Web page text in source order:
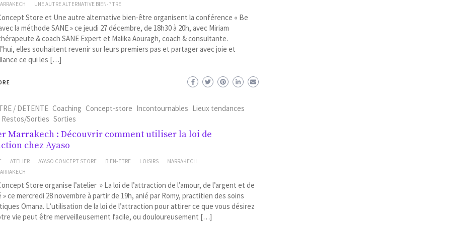
UNE AUTRE ALTERNATIVE BIEN-?TRE
Store et Une autre alternative bien-être organisent la conférence « Be
la méthode SANE » ce jeudi 27 décembre, de 18h30 à 20h, avec Miriam
& coach SANE Expert et Malika Aouragh, coach & consultante.
elles souhaitent revenir sur leurs premiers pas et partager avec joie et
ce qui les […]
/ DETENTE Coaching Concept-store Incontournables Lieux tendances
Restos/Sorties Sorties
Marrakech : Découvrir comment utiliser la loi de
chez Ayaso
ATELIER AYASO CONCEPT STORE BIEN-ETRE LOISIRS
MARRAKECH
Store organise l’atelier » La loi de l’attraction de l’amour, de l’argent et de
» ce mercredi 28 novembre à partir de 19h, anié par Romy, practitien des soins
Omana. L’utilisation de la loi de l’attraction pour attirer ce que vous désirez
vie peut être merveilleusement facile, ou douloureusement […]